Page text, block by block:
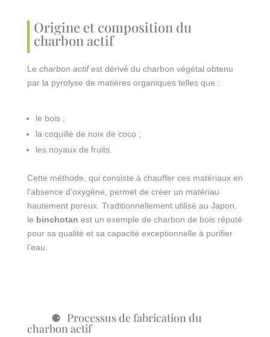
Origine et composition du
charbon actif
Le charbon actifest dérivé du charbon végétal obtenu
par la pyrolyse de matières organiques telles que :
le bois ;
la coquille de noix de coco ;
les noyaux de fruits.
Cette méthode, qui consiste à chauffer ces matériaux en
l’absence d’oxygène, permet de créer un matériau
hautement poreux. Traditionnellement utilisé au Japon,
le binchotan est un exemple de charbon de bois réputé
pour sa qualité et sa capacité exceptionnelle à purifier
l’eau.
Processus de fabrication du
charbon actif